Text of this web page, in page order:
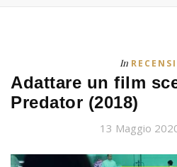
In
Adattare un film
Predator (2018)
13 Maggio